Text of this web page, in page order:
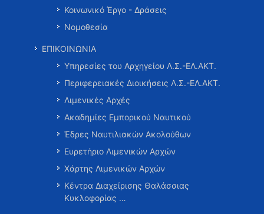
Κοινωνικό Έργο - Δράσεις
Νομοθεσία
ΕΠΙΚΟΙΝΩΝΙΑ
Υπηρεσίες του Αρχηγείου Λ.Σ.-ΕΛ.ΑΚΤ.
Περιφερειακές Διοικήσεις Λ.Σ.-ΕΛ.ΑΚΤ.
Λιμενικές Αρχές
Ακαδημίες Εμπορικού Ναυτικού
Έδρες Ναυτιλιακών Ακολούθων
Ευρετήριο Λιμενικών Αρχών
Χάρτης Λιμενικών Αρχών
Κέντρα Διαχείρισης Θαλάσσιας
Κυκλοφορίας …